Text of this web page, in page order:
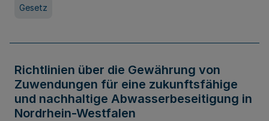
Gesetz
Richtlinien über die Gewährung von
Zuwendungen für eine zukunftsfähige
und nachhaltige Abwasserbeseitigung in
Nordrhein-Westfalen